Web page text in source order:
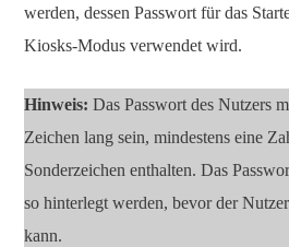
werden, dessen Passwort für das
Kiosks-Modus verwendet wird.
Hinweis: Das Passwort des Nutzers
Zeichen lang sein, mindestens eine
Sonderzeichen enthalten. Das
so hinterlegt werden, bevor der
kann.